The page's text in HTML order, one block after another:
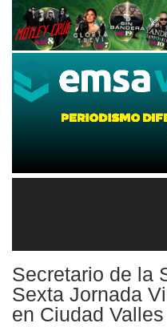
Secretario de la
Sexta Jornada
en Ciudad Valles